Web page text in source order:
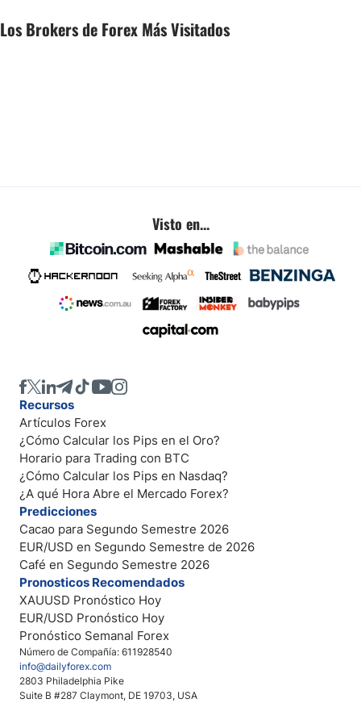
Los Brokers de Forex Más Visitados
Visto en...
Número de Compañía: 611928540
info@dailyforex.com
2803 Philadelphia Pike
Suite B #287 Claymont, DE 19703, USA
Recursos
Artículos Forex
¿Cómo Calcular los Pips en el Oro?
Horario para Trading con BTC
¿Cómo Calcular los Pips en Nasdaq?
¿A qué Hora Abre el Mercado Forex?
Predicciones
Cacao para Segundo Semestre 2026
EUR/USD en Segundo Semestre de 2026
Café en Segundo Semestre 2026
Pronosticos Recomendados
XAUUSD Pronóstico Hoy
EUR/USD Pronóstico Hoy
Pronóstico Semanal Forex